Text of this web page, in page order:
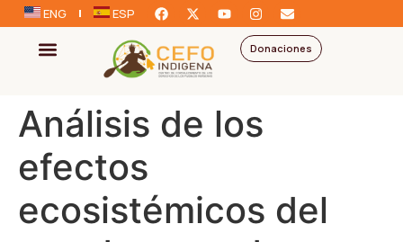
ENG ESP
Donaciones
Análisis de los
efectos
ecosistémicos del